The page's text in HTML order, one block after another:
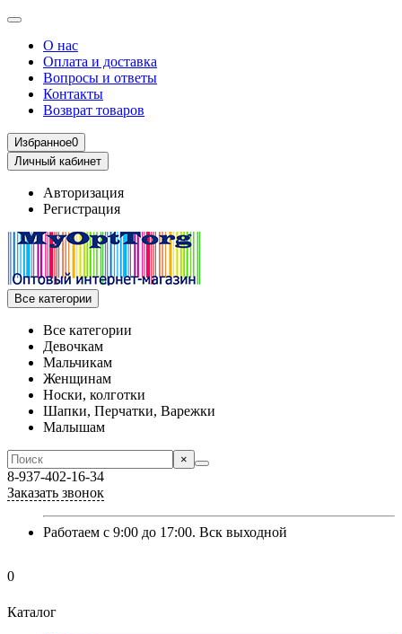
О нас
Оплата и доставка
Вопросы и ответы
Контакты
Возврат товаров
Избранное0
Личный кабинет
Авторизация
Регистрация
Все категории
Все категории
Девочкам
Мальчикам
Женщинам
Носки, колготки
Шапки, Перчатки, Варежки
Малышам
×
8-937-402-16-34
Заказать звонок
Работаем с 9:00 до 17:00. Вск выходной
0
Каталог